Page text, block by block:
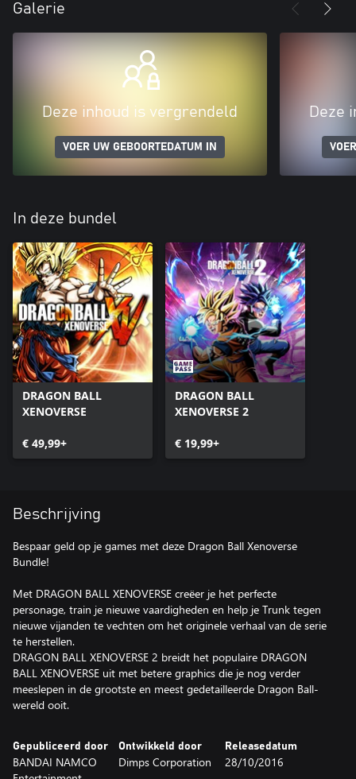
Galerie
Deze inhoud is vergrendeld
VOER UW GEBOORTEDATUM IN
Deze
In deze bundel
DRAGON BALL
XENOVERSE
€ 49,99+
DRAGON BALL
XENOVERSE 2
€ 19,99+
Beschrijving
Bespaar geld op je games met deze Dragon Ball Xenoverse
Bundle!
Met DRAGON BALL XENOVERSE creëer je het perfecte
personage, train je nieuwe vaardigheden en help je Trunk tegen
nieuwe vijanden te vechten om het originele verhaal van de serie
te herstellen.
DRAGON BALL XENOVERSE 2 breidt het populaire DRAGON
BALL XENOVERSE uit met betere graphics die je nog verder
meeslepen in de grootste en meest gedetailleerde Dragon Ball-
wereld ooit.
Gepubliceerd door
BANDAI NAMCO
Ontwikkeld door
Dimps Corporation
Releasedatum
28/10/2016